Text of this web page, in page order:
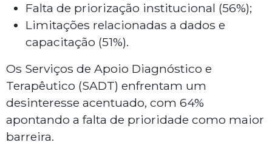
Falta de priorização institucional (56%);
Limitações relacionadas a dados e
capacitação (51%).
Os Serviços de Apoio Diagnóstico e
Terapêutico (SADT) enfrentam um
desinteresse acentuado, com 64%
apontando a falta de prioridade como maior
barreira.